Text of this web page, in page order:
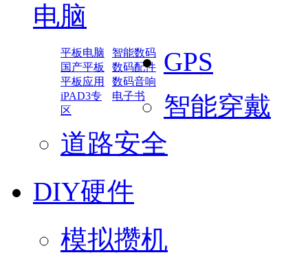
电脑
平板电脑
智能数码
国产平板
数码配件
平板应用
数码音响
iPAD3专
区
电子书
GPS
智能穿戴
道路安全
DIY硬件
模拟攒机